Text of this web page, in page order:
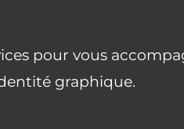
pour vous
graphique.